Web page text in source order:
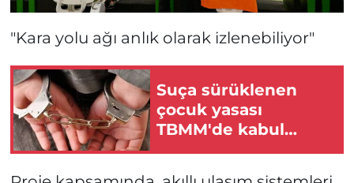
"Kara yolu ağı anlık olarak izlenebiliyor"
Suça sürüklenen
çocuk yasası
TBMM'de kabul